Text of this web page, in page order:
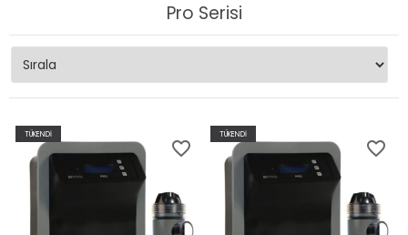
Pro Serisi
TÜKENDİ
favorite_border
TÜKENDİ
favorite_border